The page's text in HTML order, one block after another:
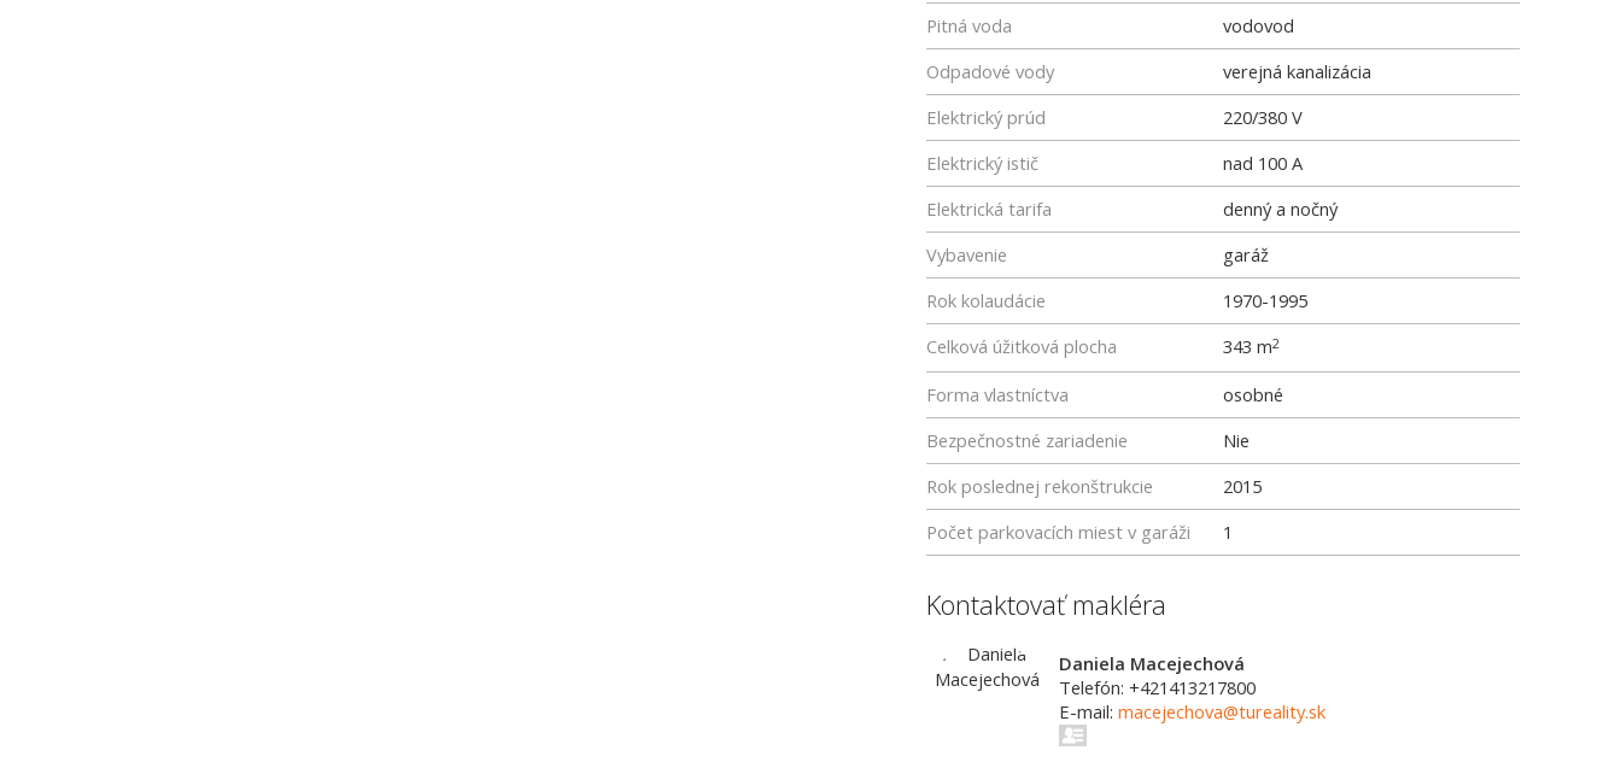
Pitná voda
vodovod
Odpadové vody
verejná kanalizácia
Elektrický prúd
220/380 V
Elektrický istič
nad 100 A
Elektrická tarifa
denný a nočný
Vybavenie
garáž
Rok kolaudácie
1970-1995
Celková úžitková plocha
343 m2
Forma vlastníctva
osobné
Bezpečnostné zariadenie
Nie
Rok poslednej rekonštrukcie
2015
Počet parkovacích miest v garáži
1
Kontaktovať makléra
Daniela Macejechová
Telefón: +421413217800
E-mail: macejechova@tureality.sk